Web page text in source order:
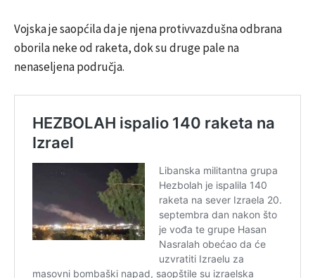
Vojska je saopćila da je njena protivvazdušna odbrana
oborila neke od raketa, dok su druge pale na
nenaseljena područja.